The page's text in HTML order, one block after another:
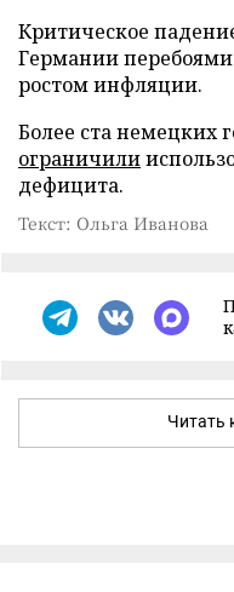
Критическое
Германии
ростом инфляции.
Более ста немецких
ограничили
дефицита.
Текст: Ольга Иванова
Читать